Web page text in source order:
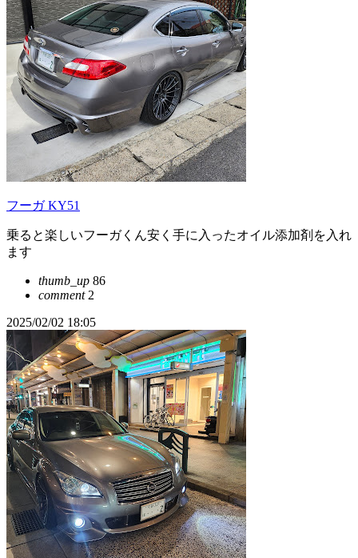
フーガ KY51
乗ると楽しいフーガくん安く手に入ったオイル添加剤を入れ
ます
thumb_up 86
comment2
2025/02/02 18:05